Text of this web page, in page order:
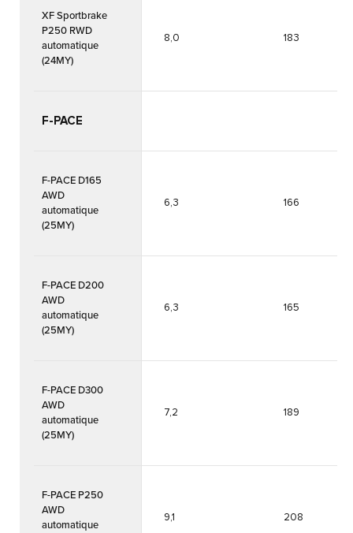
XF Sportbrake
P250 RWD
automatique
(24MY)
8,0 183
F-PACE
F-PACE D165
AWD
automatique
(25MY)
6,3 166
F-PACE D200
AWD
automatique
(25MY)
6,3 165
F-PACE D300
AWD
automatique
(25MY)
7,2 189
F-PACE P250
AWD
automatique
9,1 208